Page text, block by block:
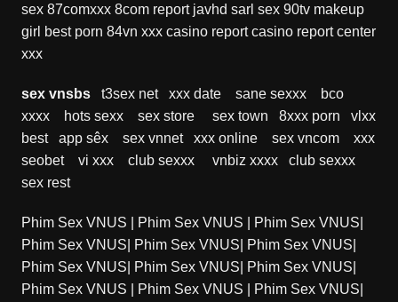
sex 87comxxx 8com report javhd sarl sex 90tv makeup
girl best porn 84vn xxx casino report casino report center
xxx
sex vnsbs t3sex net xxx date sane sexxx
bco
xxxx
hots sexx sex store sex town 8xxx porn
vlxx
best
app sêx sex vnnet xxx online sex vncom
xxx
seobet
vi xxx club sexxx vnbiz xxxx
club sexxx
sex rest
Phim Sex VNUS Phim Sex VNUS Phim Sex VNUS
Phim Sex VNUS
Phim Sex VNUS Phim Sex VNUS
Phim Sex VNUS
Phim Sex VNUS Phim Sex VNUS
Phim Sex VNUS
Phim Sex VNUS Phim Sex VNUS